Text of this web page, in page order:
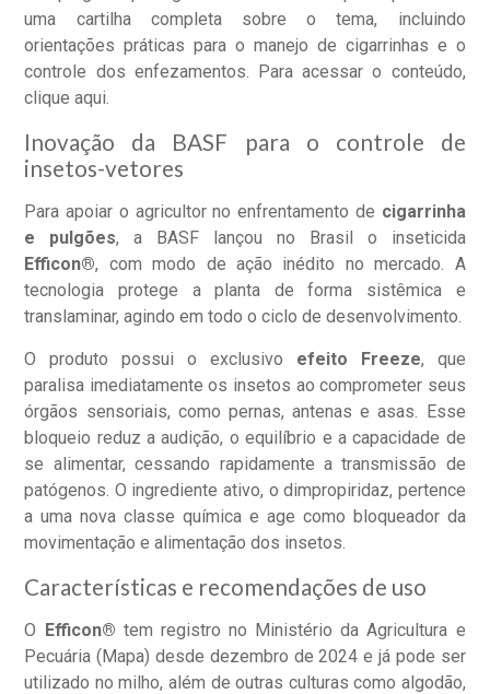
uma cartilha completa sobre o tema, incluindo
orientações práticas para o manejo de cigarrinhas e o
controle dos enfezamentos. Para acessar o conteúdo,
clique aqui.
Inovação da BASF para o controle de
insetos-vetores
Para apoiar o agricultor no enfrentamento de cigarrinha
e pulgões, a BASF lançou no Brasil o inseticida
Efficon®, com modo de ação inédito no mercado. A
tecnologia protege a planta de forma sistêmica e
translaminar, agindo em todo o ciclo de desenvolvimento.
O produto possui o exclusivo efeito Freeze, que
paralisa imediatamente os insetos ao comprometer seus
órgãos sensoriais, como pernas, antenas e asas. Esse
bloqueio reduz a audição, o equilíbrio e a capacidade de
se alimentar, cessando rapidamente a transmissão de
patógenos. O ingrediente ativo, o dimpropiridaz, pertence
a uma nova classe química e age como bloqueador da
movimentação e alimentação dos insetos.
Características e recomendações de uso
O Efficon® tem registro no Ministério da Agricultura e
Pecuária (Mapa) desde dezembro de 2024 e já pode ser
utilizado no milho, além de outras culturas como algodão,